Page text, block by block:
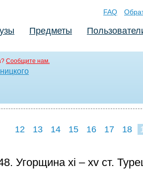
FAQ
Предметы
Сообщите нам.
12 13 14 15 16 17 18
Угорщина хі – хv ст.